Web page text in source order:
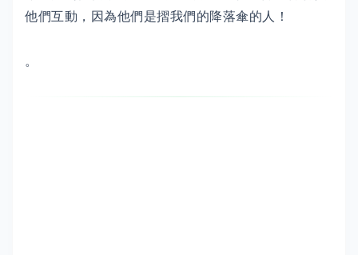
他們互動，因為他們是摺我們的降落傘的人！
。